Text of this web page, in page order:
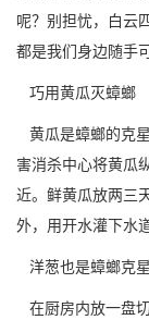
呢？别担忧，
白云
都是我们身边随手
巧用黄瓜灭蟑螂
黄瓜是蟑螂的克
害消杀中心将黄瓜
近。鲜黄瓜放两三
外，用开水灌下水
洋葱也是蟑螂克星
在厨房内放一盘